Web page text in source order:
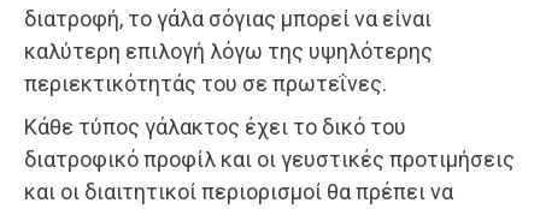
διατροφή, το γάλα σόγιας μπορεί να είναι
καλύτερη επιλογή λόγω της υψηλότερης
περιεκτικότητάς του σε πρωτεΐνες.
Κάθε τύπος γάλακτος έχει το δικό του
διατροφικό προφίλ και οι γευστικές προτιμήσεις
και οι διαιτητικοί περιορισμοί θα πρέπει να